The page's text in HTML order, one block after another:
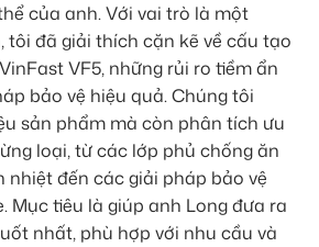
của anh. Với vai trò là một
tôi đã giải thích cặn kẽ về cấu tạo
VF5, những rủi ro tiềm ẩn
bảo vệ hiệu quả. Chúng tôi
sản phẩm mà còn phân tích ưu
loại, từ các lớp phủ chống ăn
nhiệt đến các giải pháp bảo vệ
Mục tiêu là giúp anh Long đưa ra
nhất, phù hợp với nhu cầu và